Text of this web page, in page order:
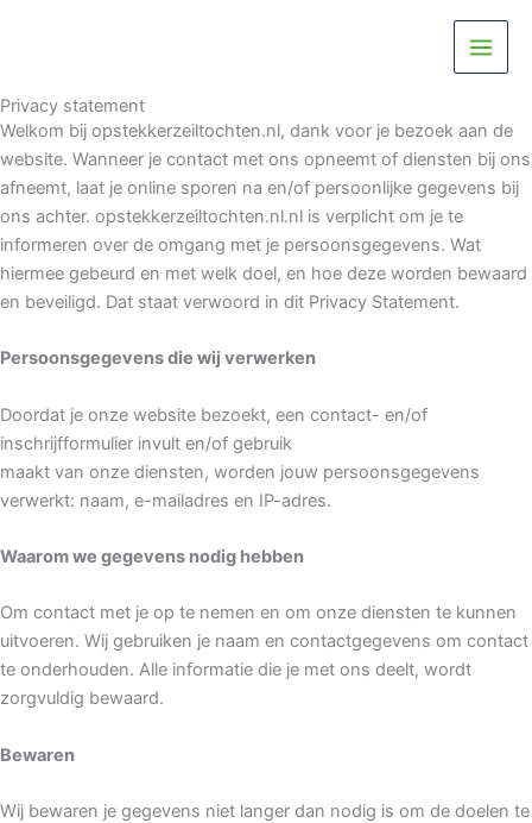
inhoud
Privacy statement
Welkom bij opstekkerzeiltochten.nl, dank voor je bezoek aan de
website. Wanneer je contact met ons opneemt of diensten bij ons
afneemt, laat je online sporen na en/of persoonlijke gegevens bij
ons achter. opstekkerzeiltochten.nl.nl is verplicht om je te
informeren over de omgang met je persoonsgegevens. Wat
hiermee gebeurd en met welk doel, en hoe deze worden bewaard
en beveiligd. Dat staat verwoord in dit Privacy Statement.
Persoonsgegevens die wij verwerken
Doordat je onze website bezoekt, een contact- en/of
inschrijfformulier invult en/of gebruik
maakt van onze diensten, worden jouw persoonsgegevens
verwerkt: naam, e-mailadres en IP-adres.
Waarom we gegevens nodig hebben
Om contact met je op te nemen en om onze diensten te kunnen
uitvoeren. Wij gebruiken je naam en contactgegevens om contact
te onderhouden. Alle informatie die je met ons deelt, wordt
zorgvuldig bewaard.
Bewaren
Wij bewaren je gegevens niet langer dan nodig is om de doelen te